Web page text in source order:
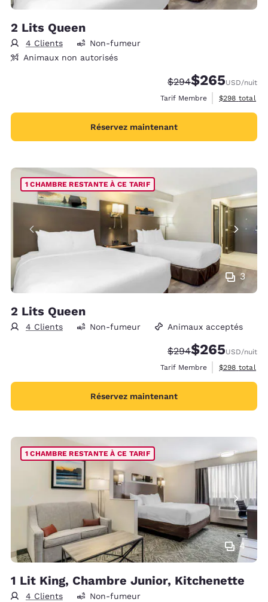
2 Lits Queen
4 Clients
Non-fumeur
Animaux non autorisés
Tarif barré :
$294Tarif réduit :
$265USD/nuit
Tarif Membre
Afficher les
$298 total
Réservez maintenant
3
1 CHAMBRE RESTANTE À CE TARIF
2 Lits Queen
4 Clients Non-fumeur Animaux acceptés
Tarif barré :
$294Tarif réduit :
$265USD/nuit
Tarif Membre
Afficher les
$298 total
Réservez maintenant
4
1 CHAMBRE RESTANTE À CE TARIF
1 Lit King, Chambre Junior, Kitchenette
4 Clients Non-fumeur